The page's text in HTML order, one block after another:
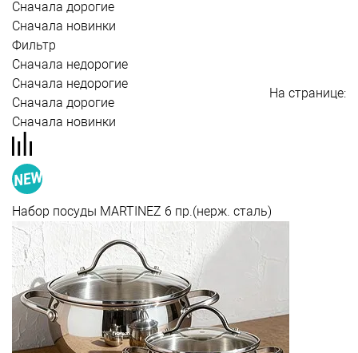
Сначала дорогие
Сначала новинки
Фильтр
Сначала недорогие
Сначала недорогие
Сначала дорогие
Сначала новинки
На странице:
Набор посуды MARTINEZ 6 пр.(нерж. сталь)